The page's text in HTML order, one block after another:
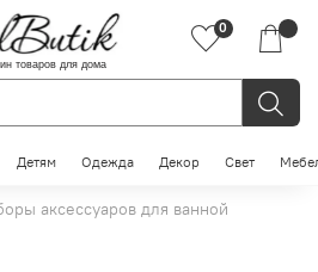
товаров для дома
0
Детям Одежда Декор Свет
аксессуаров для ванной